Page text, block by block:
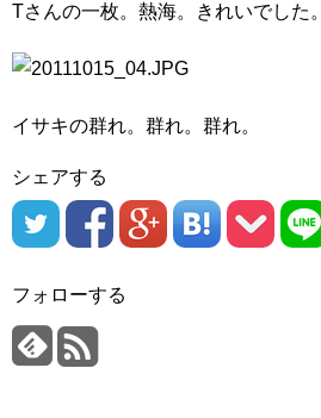
Tさんの一枚。熱海。きれいでした。
イサキの群れ。群れ。群れ。
シェアする
フォローする